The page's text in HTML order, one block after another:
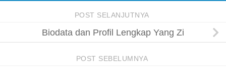
POST SELANJUTNYA
Biodata dan Profil Lengkap Yang Zi
POST SEBELUMNYA